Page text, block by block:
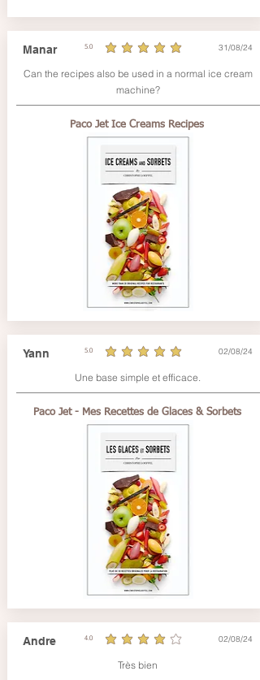
Manar 5.0
average rating is 5 out of 5 31/08/24
Can the recipes also be used in a normal ice cream
machine?
Paco Jet Ice Creams Recipes
Yann 5.0
average rating is 5 out of 5 02/08/24
Une base simple et efficace.
Paco Jet - Mes Recettes de Glaces & Sorbets
Andre 4.0
average rating is 4 out of 5 02/08/24
Très bien